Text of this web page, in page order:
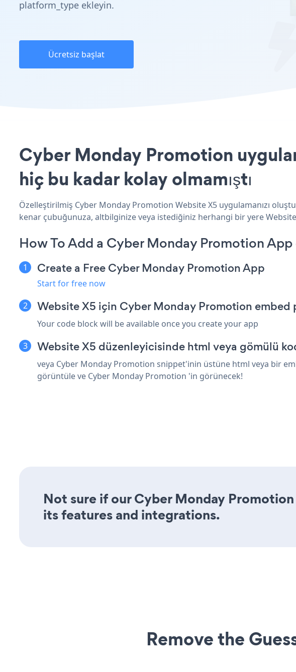
platform_type ekleyin.
Ücretsiz başlat
Cyber Monday Promotion
hiç bu kadar kolay olmamıştı
Özelleştirilmiş Cyber Monday Promotion Website X5 uygulamanızı
kenar çubuğunuza, altbilginize veya istediğiniz herhangi bir yere
How To Add a Cyber Monday Promotion
Create a Free Cyber Monday Promotion App
Start for free now
Website X5 için Cyber Monday Promotion embed
Your code block will be available once you create your app
Website X5 düzenleyicisinde html veya gömülü
veya Cyber Monday Promotion snippet'inin üstüne html veya bir
görüntüle ve Cyber Monday Promotion 'in görünecek!
Not sure if our Cyber Monday
its features and integrations.
Remove the